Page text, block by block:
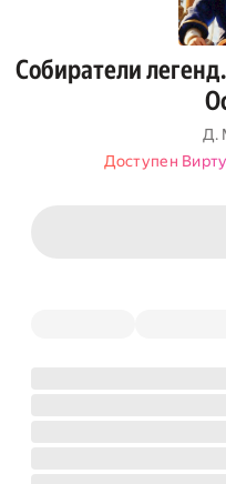
Собиратели
Д.
Доступен